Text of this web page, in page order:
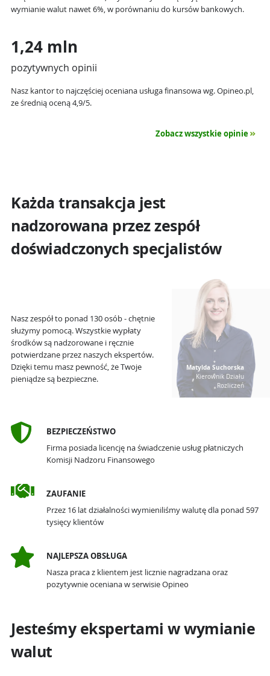
wymianie walut nawet 6%, w porównaniu do kursów bankowych.
1,24 mln
pozytywnych opinii
Nasz kantor to najczęściej oceniana usługa finansowa wg. Opineo.pl,
ze średnią oceną 4,9/5.
Zobacz wszystkie opinie
Każda transakcja jest
nadzorowana przez zespół
doświadczonych specjalistów
Nasz zespół to ponad 130 osób - chętnie
służymy pomocą. Wszystkie wypłaty
środków są nadzorowane i ręcznie
potwierdzane przez naszych ekspertów.
Dzięki temu masz pewność, że Twoje
pieniądze są bezpieczne.
Matylda Suchorska
Kierownik Działu
Rozliczeń
BEZPIECZEŃSTWO
Firma posiada licencję na świadczenie usług płatniczych
Komisji Nadzoru Finansowego
ZAUFANIE
Przez 16 lat działalności wymieniliśmy walutę dla ponad 597
tysięcy klientów
NAJLEPSZA OBSŁUGA
Nasza praca z klientem jest licznie nagradzana oraz
pozytywnie oceniana w serwisie Opineo
Jesteśmy ekspertami w wymianie
walut